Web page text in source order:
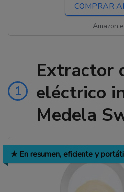
COMPRAR
1
Extractor
eléctrico
Medela
✯ En resumen, eficiente y